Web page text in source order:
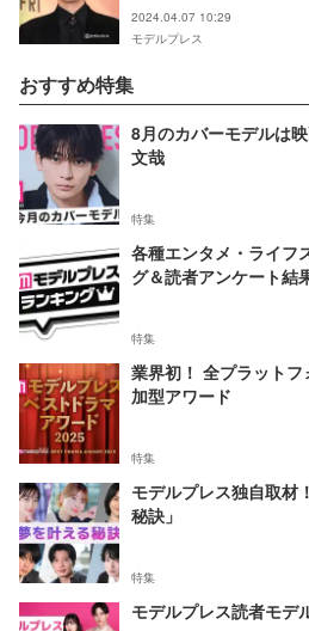
2024.04.07 10:29
モデルプレス
おすすめ特集
8月のカバーモデルは
文哉
特集
各種エンタメ・ライフ
グ＆読者アンケート結
特集
業界初！ 全プラット
加型アワード
特集
モデルプレス独自取材
秘訣」
特集
モデルプレス読者モデ